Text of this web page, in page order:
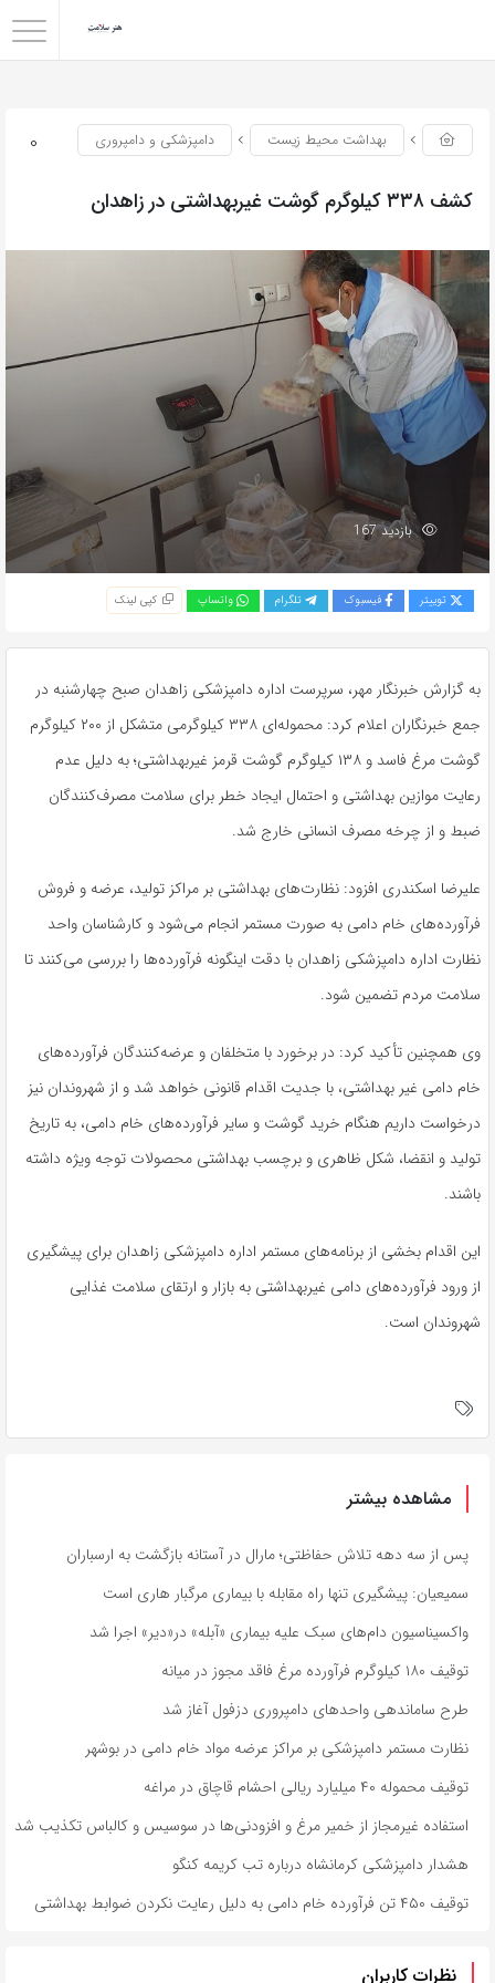
0 بهداشت محیط زیست دامپزشکی و دامپروری
کشف ۳۳۸ کیلوگرم گوشت غیربهداشتی در زاهدان
بازدید 167
توییتر فیسبوک تلگرام واتساپ کپی لینک
به گزارش خبرنگار مهر، سرپرست اداره دامپزشکی زاهدان صبح چهارشنبه در
جمع خبرنگاران اعلام کرد: محموله‌ای ۳۳۸ کیلوگرمی متشکل از ۲۰۰ کیلوگرم
گوشت مرغ فاسد و ۱۳۸ کیلوگرم گوشت قرمز غیربهداشتی؛ به دلیل عدم
رعایت موازین بهداشتی و احتمال ایجاد خطر برای سلامت مصرف‌کنندگان
ضبط و از چرخه مصرف انسانی خارج شد.
علیرضا اسکندری افزود: نظارت‌های بهداشتی بر مراکز تولید، عرضه و فروش
فرآورده‌های خام دامی به صورت مستمر انجام می‌شود و کارشناسان واحد
نظارت اداره دامپزشکی زاهدان با دقت اینگونه فرآورده‌ها را بررسی می‌کنند تا
سلامت مردم تضمین شود.
وی همچنین تأکید کرد: در برخورد با متخلفان و عرضه‌کنندگان فرآورده‌های
خام دامی غیر بهداشتی، با جدیت اقدام قانونی خواهد شد و از شهروندان نیز
درخواست داریم هنگام خرید گوشت و سایر فرآورده‌های خام دامی، به تاریخ
تولید و انقضا، شکل ظاهری و برچسب بهداشتی محصولات توجه ویژه داشته
باشند.
این اقدام بخشی از برنامه‌های مستمر اداره دامپزشکی زاهدان برای پیشگیری
از ورود فرآورده‌های دامی غیربهداشتی به بازار و ارتقای سلامت غذایی
شهروندان است.
مشاهده بیشتر
پس از سه دهه تلاش حفاظتی؛ مارال در آستانه بازگشت به ارسباران
سمیعیان: پیشگیری تنها راه مقابله با بیماری مرگبار هاری است
واکسیناسیون دام‌های سبک علیه بیماری «آبله» در«دیر» اجرا شد
توقیف ۱۸۰ کیلوگرم فرآورده مرغ فاقد مجوز در میانه
طرح ساماندهی واحدهای دامپروری دزفول آغاز شد
نظارت مستمر دامپزشکی بر مراکز عرضه مواد خام دامی در بوشهر
توقیف محموله ۴۰ میلیارد ریالی احشام قاچاق در مراغه
استفاده غیرمجاز از خمیر مرغ و افزودنی‌ها در سوسیس و کالباس تکذیب شد
هشدار دامپزشکی کرمانشاه درباره تب کریمه کنگو
توقیف ۴۵۰ تن فرآورده خام دامی به دلیل رعایت نکردن ضوابط بهداشتی
نظرات کاربران